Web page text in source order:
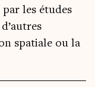
par les études
spatiale ou la